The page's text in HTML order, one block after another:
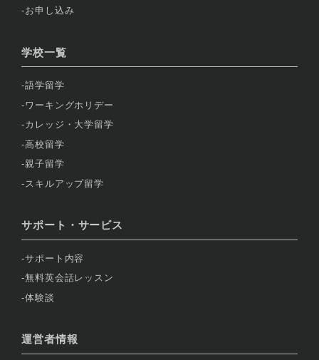
お申し込み
学校一覧
語学留学
ワーキングホリデー
カレッジ・大学留学
高校留学
親子留学
スキルアップ留学
サポート・サービス
サポート内容
無料英会話レッスン
体験談
運営者情報